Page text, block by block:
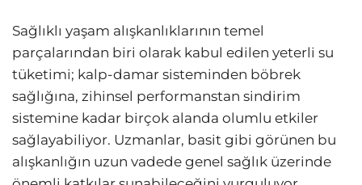
Sağlıklı yaşam alışkanlıklarının temel
parçalarından biri olarak kabul edilen yeterli su
tüketimi; kalp-damar sisteminden böbrek
sağlığına, zihinsel performanstan sindirim
sistemine kadar birçok alanda olumlu etkiler
sağlayabiliyor. Uzmanlar, basit gibi görünen bu
alışkanlığın uzun vadede genel sağlık üzerinde